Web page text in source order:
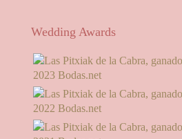
Wedding Awards